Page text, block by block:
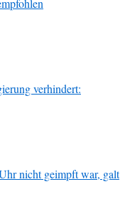
verhindert:
nicht geimpft war, galt